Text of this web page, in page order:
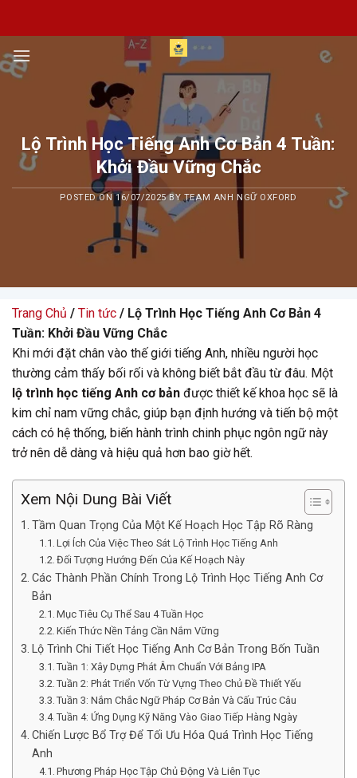
content
Lộ Trình Học Tiếng Anh Cơ Bản 4 Tuần:
Khởi Đầu Vững Chắc
POSTED ON16/07/2025BYTEAM ANH NGỮ OXFORD
Trang Chủ / Tin tức / Lộ Trình Học Tiếng Anh Cơ Bản 4
Tuần: Khởi Đầu Vững Chắc
Khi mới đặt chân vào thế giới tiếng Anh, nhiều người học
thường cảm thấy bối rối và không biết bắt đầu từ đâu. Một
lộ trình học tiếng Anh cơ bản được thiết kế khoa học sẽ là
kim chỉ nam vững chắc, giúp bạn định hướng và tiến bộ một
cách có hệ thống, biến hành trình chinh phục ngôn ngữ này
trở nên dễ dàng và hiệu quả hơn bao giờ hết.
Xem Nội Dung Bài Viết
Tầm Quan Trọng Của Một Kế Hoạch Học Tập Rõ Ràng
Lợi Ích Của Việc Theo Sát Lộ Trình Học Tiếng Anh
Đối Tượng Hướng Đến Của Kế Hoạch Này
Các Thành Phần Chính Trong Lộ Trình Học Tiếng Anh Cơ
Bản
Mục Tiêu Cụ Thể Sau 4 Tuần Học
Kiến Thức Nền Tảng Cần Nắm Vững
Lộ Trình Chi Tiết Học Tiếng Anh Cơ Bản Trong Bốn Tuần
Tuần 1: Xây Dựng Phát Âm Chuẩn Với Bảng IPA
Tuần 2: Phát Triển Vốn Từ Vựng Theo Chủ Đề Thiết Yếu
Tuần 3: Nắm Chắc Ngữ Pháp Cơ Bản Và Cấu Trúc Câu
Tuần 4: Ứng Dụng Kỹ Năng Vào Giao Tiếp Hàng Ngày
Chiến Lược Bổ Trợ Để Tối Ưu Hóa Quá Trình Học Tiếng
Anh
Phương Pháp Học Tập Chủ Động Và Liên Tục